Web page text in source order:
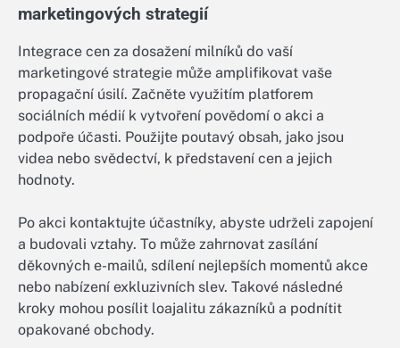
marketingových strategií
Integrace cen za dosažení milníků do vaší
marketingové strategie může amplifikovat vaše
propagační úsilí. Začněte využitím platforem
sociálních médií k vytvoření povědomí o akci a
podpoře účasti. Použijte poutavý obsah, jako jsou
videa nebo svědectví, k představení cen a jejich
hodnoty.
Po akci kontaktujte účastníky, abyste udrželi zapojení
a budovali vztahy. To může zahrnovat zasílání
děkovných e-mailů, sdílení nejlepších momentů akce
nebo nabízení exkluzivních slev. Takové následné
kroky mohou posílit loajalitu zákazníků a podnítit
opakované obchody.